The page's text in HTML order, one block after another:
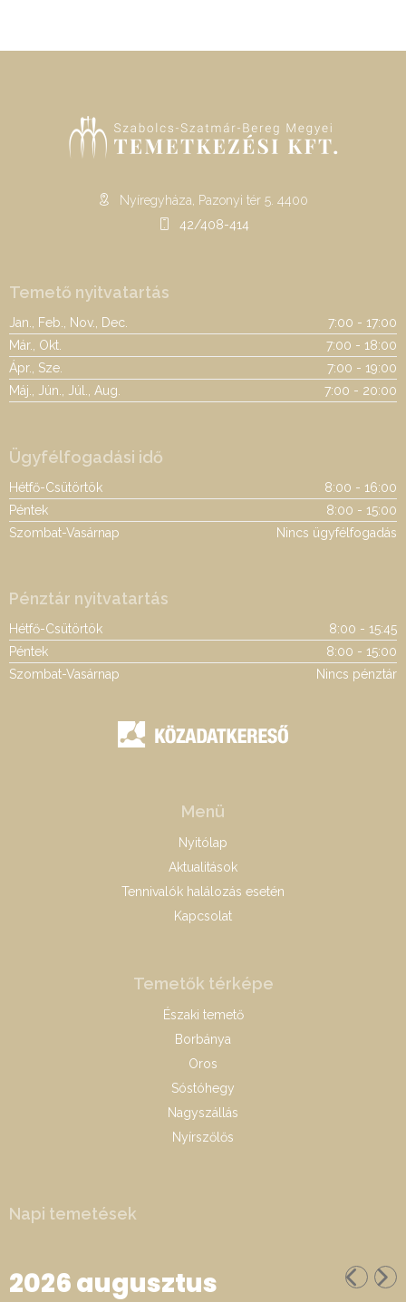
Nyíregyháza, Pazonyi tér 5. 4400
42/408-414
Temető nyitvatartás
Jan., Feb., Nov., Dec.
7:00 - 17:00
Már., Okt.
7:00 - 18:00
Ápr., Sze.
7:00 - 19:00
Máj., Jún., Júl., Aug.
7:00 - 20:00
Ügyfélfogadási idő
Hétfő-Csütörtök
8:00 - 16:00
Péntek
8:00 - 15:00
Szombat-Vasárnap
Nincs ügyfélfogadás
Pénztár nyitvatartás
Hétfő-Csütörtök
8:00 - 15:45
Péntek
8:00 - 15:00
Szombat-Vasárnap
Nincs pénztár
Menü
Nyitólap
Aktualitások
Tennivalók halálozás esetén
Kapcsolat
Temetők térképe
Északi temető
Borbánya
Oros
Sóstóhegy
Nagyszállás
Nyírszőlős
Napi temetések
2026 augusztus